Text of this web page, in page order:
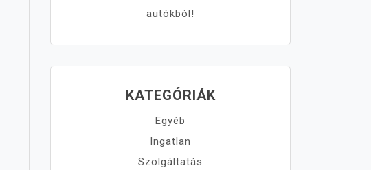
autókból!
KATEGÓRIÁK
Egyéb
Ingatlan
Szolgáltatás